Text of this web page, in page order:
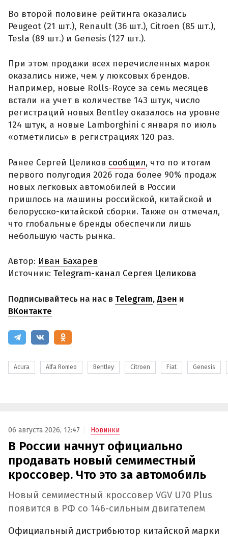
Во второй половине рейтинга оказались
Peugeot (21 шт.), Renault (36 шт.), Citroen (85 шт.),
Tesla (89 шт.) и Genesis (127 шт.).
При этом продажи всех перечисленных марок
оказались ниже, чем у люксовых брендов.
Например, новые Rolls-Royce за семь месяцев
встали на учет в количестве 143 штук, число
регистраций новых Bentley оказалось на уровне
124 штук, а новые Lamborghini с января по июль
«отметились» в регистрациях 120 раз.
Ранее Сергей Целиков сообщил, что по итогам
первого полугодия 2026 года более 90% продаж
новых легковых автомобилей в России
пришлось на машины российской, китайской и
белорусско-китайской сборки. Также он отмечал,
что глобальные бренды обеспечили лишь
небольшую часть рынка.
Автор: Иван Бахарев
Источник: Telegram-канал Сергея Целикова
Подписывайтесь на нас в Telegram,Дзен и
ВКонтакте
Acura Alfa Romeo Bentley Citroen Fiat Genesis
06 августа 2026, 12:47 Новинки
В России начнут официально
продавать новый семиместный
кроссовер. Что это за автомобиль
Новый семиместный кроссовер VGV U70 Plus
появится в РФ со 146-сильным двигателем
Официальный дистрибьютор китайской марки